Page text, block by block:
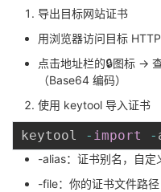
证
实
验
的
收
藏
持
建
议
导出目标网站证书
用浏览器访问目标
点击地址栏的🔒图标 →
（Base64 编码）
使用 keytool 导入证书
keytool - import -
-alias：证书别名，自定
-file：你的证书文件路径